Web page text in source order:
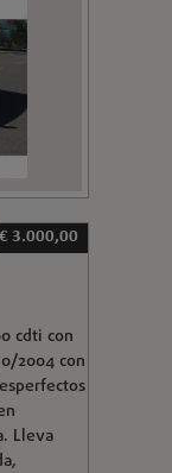
€ 3.000,00
cdti con
2004 con
Lleva